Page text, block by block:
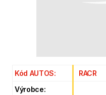
Kód AUTOS:
RACR
Výrobce: